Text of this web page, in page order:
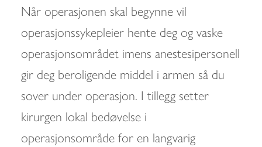
Når operasjonen skal begynne vil
operasjonssykepleier hente deg og vaske
operasjonsområdet imens anestesipersonell
gir deg beroligende middel i armen så du
sover under operasjon. I tillegg setter
kirurgen lokal bedøvelse i
operasjonsområde for en langvarig